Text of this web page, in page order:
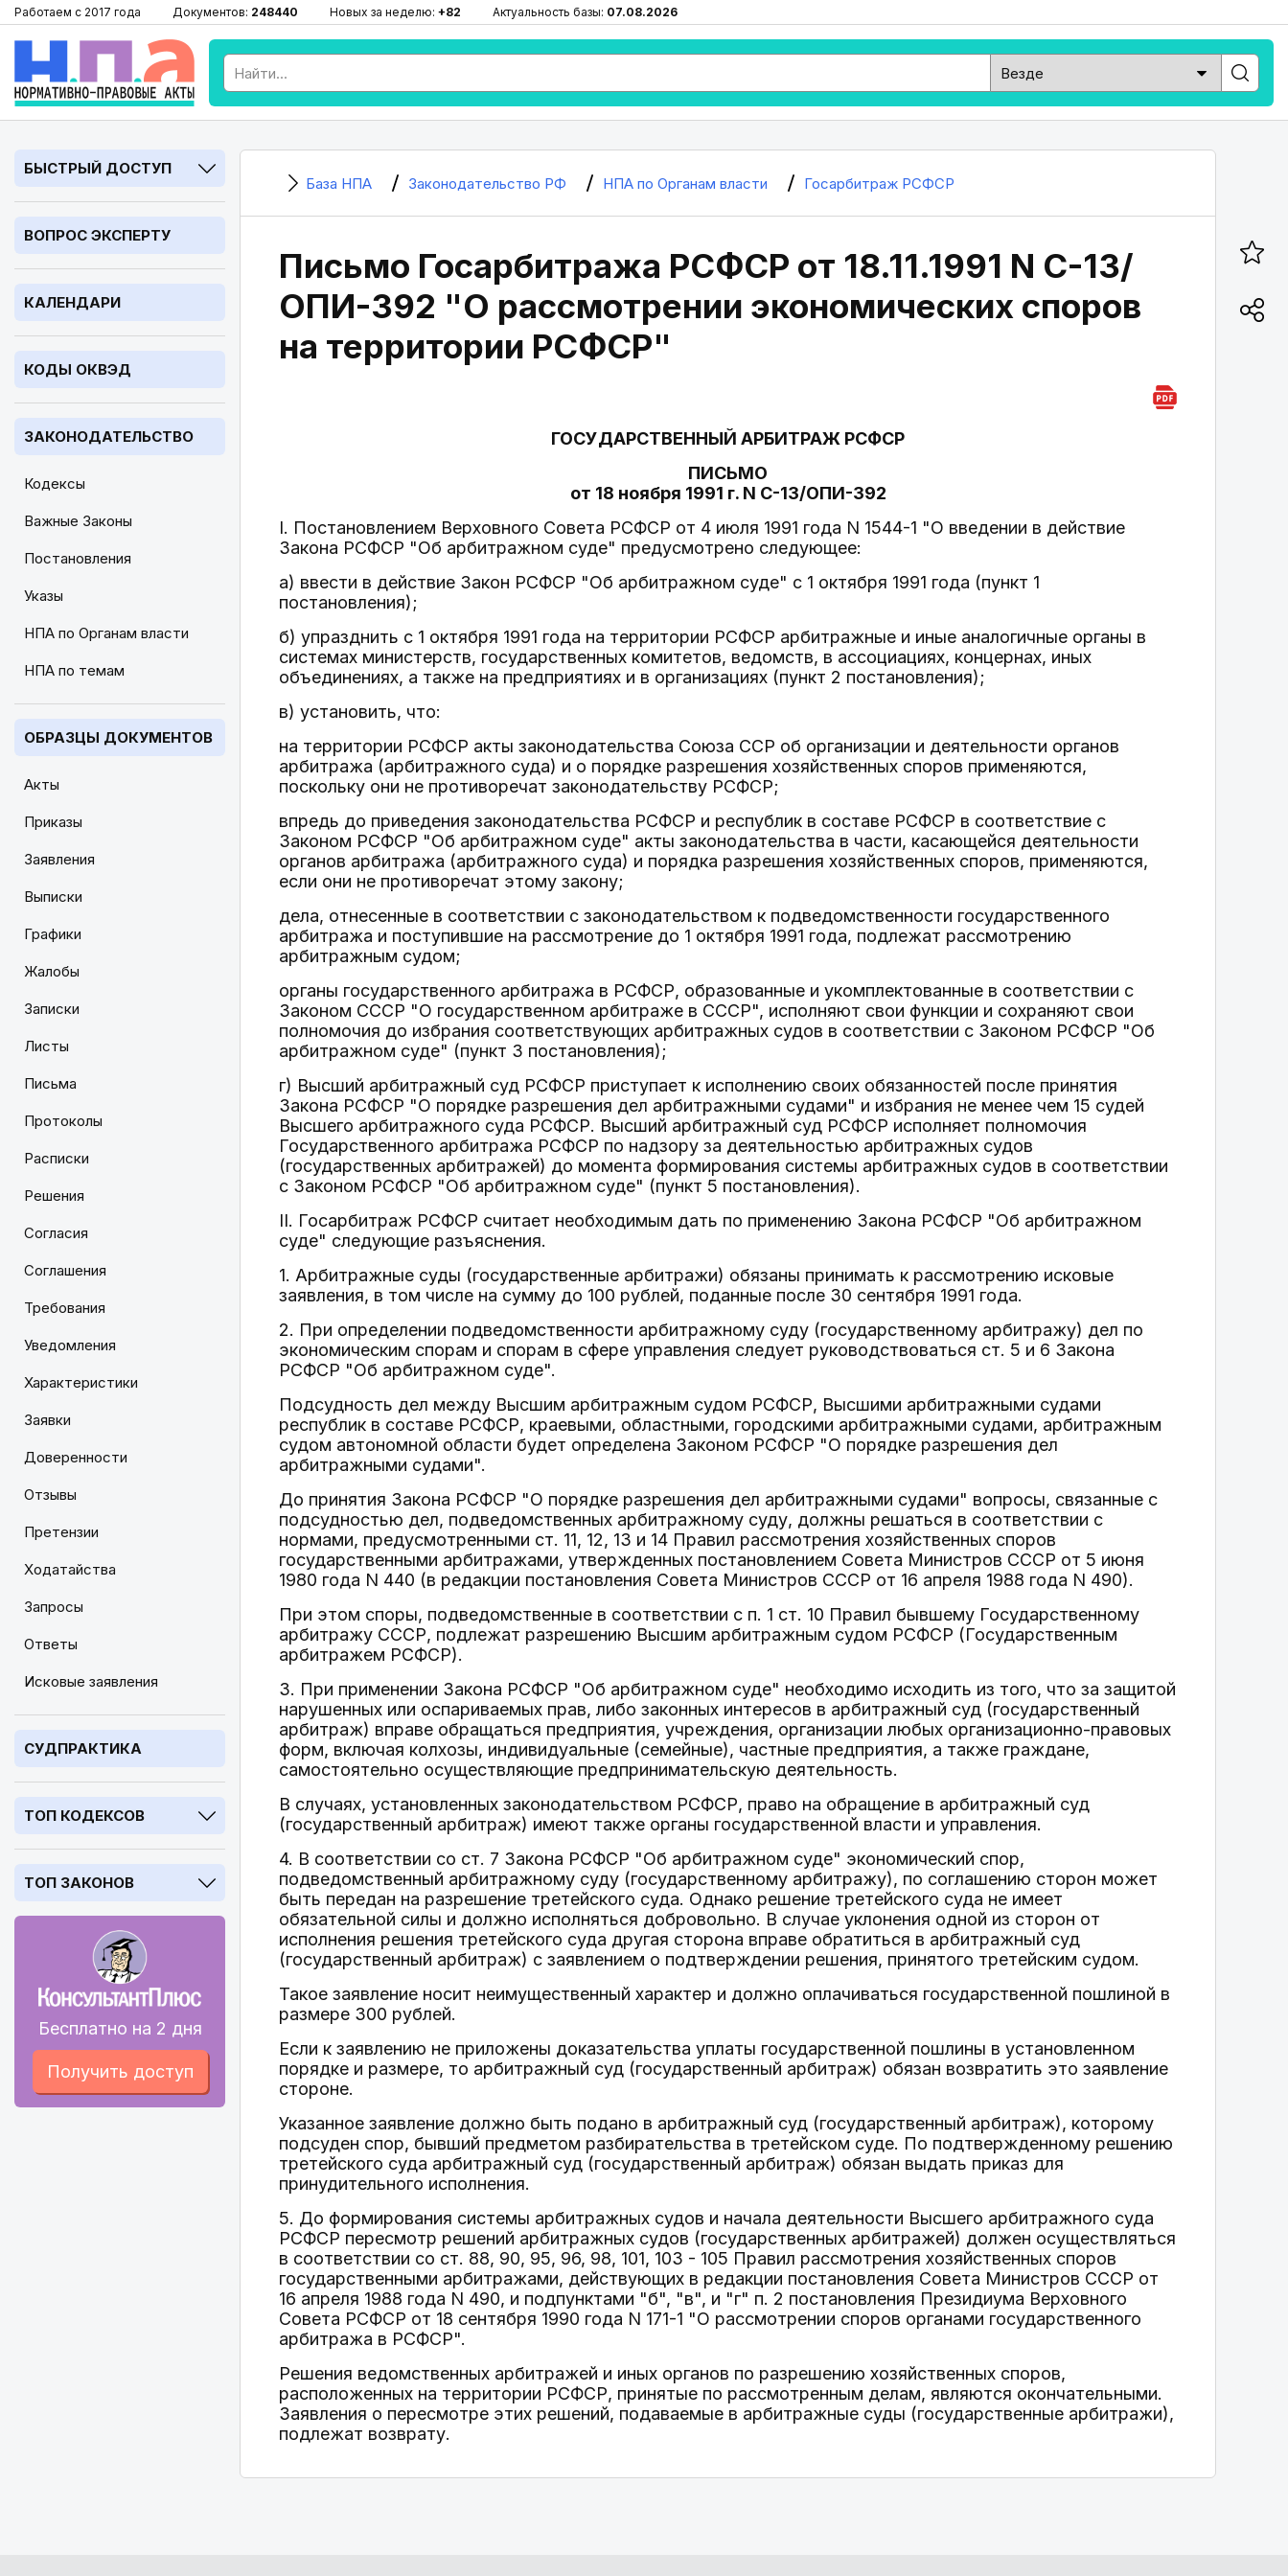
Работаем с 2017 года Документов: 248440 Новых за неделю: +82 Актуальность базы: 07.08.2026
БЫСТРЫЙ ДОСТУП
ВОПРОС ЭКСПЕРТУ
КАЛЕНДАРИ
КОДЫ ОКВЭД
ЗАКОНОДАТЕЛЬСТВО
Кодексы
Важные Законы
Постановления
Указы
НПА по Органам власти
НПА по темам
ОБРАЗЦЫ ДОКУМЕНТОВ
Акты
Приказы
Заявления
Выписки
Графики
Жалобы
Записки
Листы
Письма
Протоколы
Расписки
Решения
Согласия
Соглашения
Требования
Уведомления
Характеристики
Заявки
Доверенности
Отзывы
Претензии
Ходатайства
Запросы
Ответы
Исковые заявления
СУДПРАКТИКА
ТОП КОДЕКСОВ
ТОП ЗАКОНОВ
Бесплатно на 2 дня
Получить доступ
База НПА Законодательство РФ НПА по Органам власти Госарбитраж РСФСР
Письмо Госарбитража РСФСР от 18.11.1991 N С-13/
ОПИ-392 "О рассмотрении экономических споров
на территории РСФСР"
ГОСУДАРСТВЕННЫЙ АРБИТРАЖ РСФСР
ПИСЬМО
от 18 ноября 1991 г. N С-13/ОПИ-392
I. Постановлением Верховного Совета РСФСР от 4 июля 1991 года N 1544-1 "О введении в действие
Закона РСФСР "Об арбитражном суде" предусмотрено следующее:
а) ввести в действие Закон РСФСР "Об арбитражном суде" с 1 октября 1991 года (пункт 1
постановления);
б) упразднить с 1 октября 1991 года на территории РСФСР арбитражные и иные аналогичные органы в
системах министерств, государственных комитетов, ведомств, в ассоциациях, концернах, иных
объединениях, а также на предприятиях и в организациях (пункт 2 постановления);
в) установить, что:
на территории РСФСР акты законодательства Союза ССР об организации и деятельности органов
арбитража (арбитражного суда) и о порядке разрешения хозяйственных споров применяются,
поскольку они не противоречат законодательству РСФСР;
впредь до приведения законодательства РСФСР и республик в составе РСФСР в соответствие с
Законом РСФСР "Об арбитражном суде" акты законодательства в части, касающейся деятельности
органов арбитража (арбитражного суда) и порядка разрешения хозяйственных споров, применяются,
если они не противоречат этому закону;
дела, отнесенные в соответствии с законодательством к подведомственности государственного
арбитража и поступившие на рассмотрение до 1 октября 1991 года, подлежат рассмотрению
арбитражным судом;
органы государственного арбитража в РСФСР, образованные и укомплектованные в соответствии с
Законом СССР "О государственном арбитраже в СССР", исполняют свои функции и сохраняют свои
полномочия до избрания соответствующих арбитражных судов в соответствии с Законом РСФСР "Об
арбитражном суде" (пункт 3 постановления);
г) Высший арбитражный суд РСФСР приступает к исполнению своих обязанностей после принятия
Закона РСФСР "О порядке разрешения дел арбитражными судами" и избрания не менее чем 15 судей
Высшего арбитражного суда РСФСР. Высший арбитражный суд РСФСР исполняет полномочия
Государственного арбитража РСФСР по надзору за деятельностью арбитражных судов
(государственных арбитражей) до момента формирования системы арбитражных судов в соответствии
с Законом РСФСР "Об арбитражном суде" (пункт 5 постановления).
II. Госарбитраж РСФСР считает необходимым дать по применению Закона РСФСР "Об арбитражном
суде" следующие разъяснения.
1. Арбитражные суды (государственные арбитражи) обязаны принимать к рассмотрению исковые
заявления, в том числе на сумму до 100 рублей, поданные после 30 сентября 1991 года.
2. При определении подведомственности арбитражному суду (государственному арбитражу) дел по
экономическим спорам и спорам в сфере управления следует руководствоваться ст. 5 и 6 Закона
РСФСР "Об арбитражном суде".
Подсудность дел между Высшим арбитражным судом РСФСР, Высшими арбитражными судами
республик в составе РСФСР, краевыми, областными, городскими арбитражными судами, арбитражным
судом автономной области будет определена Законом РСФСР "О порядке разрешения дел
арбитражными судами".
До принятия Закона РСФСР "О порядке разрешения дел арбитражными судами" вопросы, связанные с
подсудностью дел, подведомственных арбитражному суду, должны решаться в соответствии с
нормами, предусмотренными ст. 11, 12, 13 и 14 Правил рассмотрения хозяйственных споров
государственными арбитражами, утвержденных постановлением Совета Министров СССР от 5 июня
1980 года N 440 (в редакции постановления Совета Министров СССР от 16 апреля 1988 года N 490).
При этом споры, подведомственные в соответствии с п. 1 ст. 10 Правил бывшему Государственному
арбитражу СССР, подлежат разрешению Высшим арбитражным судом РСФСР (Государственным
арбитражем РСФСР).
3. При применении Закона РСФСР "Об арбитражном суде" необходимо исходить из того, что за защитой
нарушенных или оспариваемых прав, либо законных интересов в арбитражный суд (государственный
арбитраж) вправе обращаться предприятия, учреждения, организации любых организационно-правовых
форм, включая колхозы, индивидуальные (семейные), частные предприятия, а также граждане,
самостоятельно осуществляющие предпринимательскую деятельность.
В случаях, установленных законодательством РСФСР, право на обращение в арбитражный суд
(государственный арбитраж) имеют также органы государственной власти и управления.
4. В соответствии со ст. 7 Закона РСФСР "Об арбитражном суде" экономический спор,
подведомственный арбитражному суду (государственному арбитражу), по соглашению сторон может
быть передан на разрешение третейского суда. Однако решение третейского суда не имеет
обязательной силы и должно исполняться добровольно. В случае уклонения одной из сторон от
исполнения решения третейского суда другая сторона вправе обратиться в арбитражный суд
(государственный арбитраж) с заявлением о подтверждении решения, принятого третейским судом.
Такое заявление носит неимущественный характер и должно оплачиваться государственной пошлиной в
размере 300 рублей.
Если к заявлению не приложены доказательства уплаты государственной пошлины в установленном
порядке и размере, то арбитражный суд (государственный арбитраж) обязан возвратить это заявление
стороне.
Указанное заявление должно быть подано в арбитражный суд (государственный арбитраж), которому
подсуден спор, бывший предметом разбирательства в третейском суде. По подтвержденному решению
третейского суда арбитражный суд (государственный арбитраж) обязан выдать приказ для
принудительного исполнения.
5. До формирования системы арбитражных судов и начала деятельности Высшего арбитражного суда
РСФСР пересмотр решений арбитражных судов (государственных арбитражей) должен осуществляться
в соответствии со ст. 88, 90, 95, 96, 98, 101, 103 - 105 Правил рассмотрения хозяйственных споров
государственными арбитражами, действующих в редакции постановления Совета Министров СССР от
16 апреля 1988 года N 490, и подпунктами "б", "в", и "г" п. 2 постановления Президиума Верховного
Совета РСФСР от 18 сентября 1990 года N 171-1 "О рассмотрении споров органами государственного
арбитража в РСФСР".
Решения ведомственных арбитражей и иных органов по разрешению хозяйственных споров,
расположенных на территории РСФСР, принятые по рассмотренным делам, являются окончательными.
Заявления о пересмотре этих решений, подаваемые в арбитражные суды (государственные арбитражи),
подлежат возврату.